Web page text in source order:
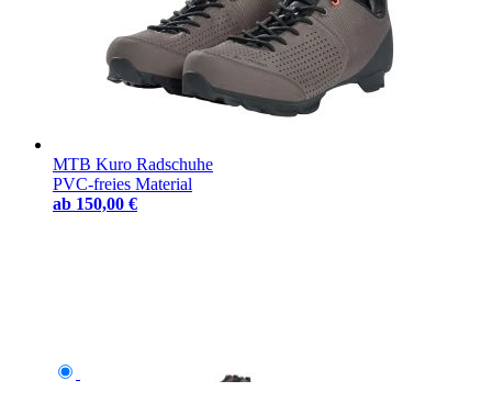
MTB Kuro Radschuhe
PVC-freies Material
ab 150,00 €